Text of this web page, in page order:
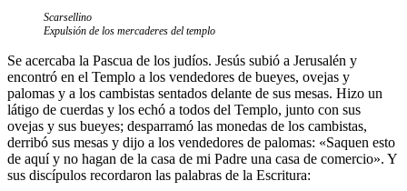
Scarsellino
Expulsión de los mercaderes del templo
Se acercaba la Pascua de los judíos. Jesús subió a Jerusalén y
encontró en el Templo a los vendedores de bueyes, ovejas y
palomas y a los cambistas sentados delante de sus mesas. Hizo un
látigo de cuerdas y los echó a todos del Templo, junto con sus
ovejas y sus bueyes; desparramó las monedas de los cambistas,
derribó sus mesas y dijo a los vendedores de palomas: «Saquen esto
de aquí y no hagan de la casa de mi Padre una casa de comercio». Y
sus discípulos recordaron las palabras de la Escritura: